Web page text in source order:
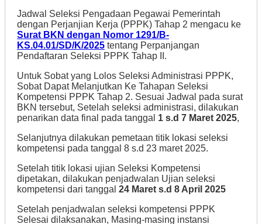
Jadwal Seleksi Pengadaan Pegawai Pemerintah
dengan Perjanjian Kerja (PPPK) Tahap 2 mengacu ke
Surat BKN dengan Nomor 1291/B-
KS.04.01/SD/K/2025 tentang Perpanjangan
Pendaftaran Seleksi PPPK Tahap II.
Untuk Sobat yang Lolos Seleksi Administrasi PPPK,
Sobat Dapat Melanjutkan Ke Tahapan Seleksi
Kompetensi PPPK Tahap 2. Sesuai Jadwal pada surat
BKN tersebut, Setelah seleksi administrasi, dilakukan
penarikan data final pada tanggal 1 s.d 7 Maret 2025,
Selanjutnya dilakukan pemetaan titik lokasi seleksi
kompetensi pada tanggal 8 s.d 23 maret 2025.
Setelah titik lokasi ujian Seleksi Kompetensi
dipetakan, dilakukan penjadwalan Ujian seleksi
kompetensi dari tanggal 24 Maret s.d 8 April 2025
Setelah penjadwalan seleksi kompetensi PPPK
Selesai dilaksanakan, Masing-masing instansi